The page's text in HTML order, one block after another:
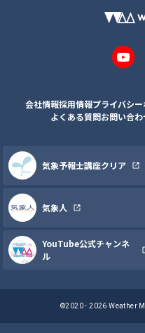
会社情報採用情報プライバシ
よくある質問お問い合わ
気象予報士講座クリア
気象人
YouTube公式チャンネ
ル
©2020 - 2026 Weather